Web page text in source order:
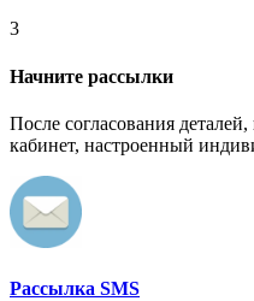
3
Начните рассылки
После согласования
кабинет, настроенный
Рассылка SMS